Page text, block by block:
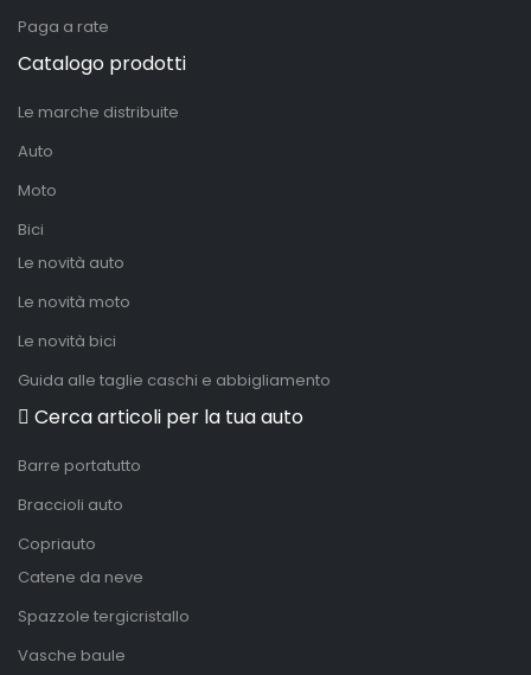
Paga a rate
Catalogo prodotti
Le marche distribuite
Auto
Moto
Bici
Le novità auto
Le novità moto
Le novità bici
Guida alle taglie caschi e abbigliamento
Cerca articoli per la tua auto
Barre portatutto
Braccioli auto
Copriauto
Catene da neve
Spazzole tergicristallo
Vasche baule